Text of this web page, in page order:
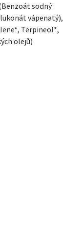
sodný
vápenatý),
Terpineol*,
olejů)